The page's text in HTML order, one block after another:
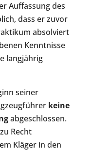
Auffassung des
dass er zuvor
absolviert
Kenntnisse
langjährig
seiner
keine
abgeschlossen.
Recht
Kläger in den